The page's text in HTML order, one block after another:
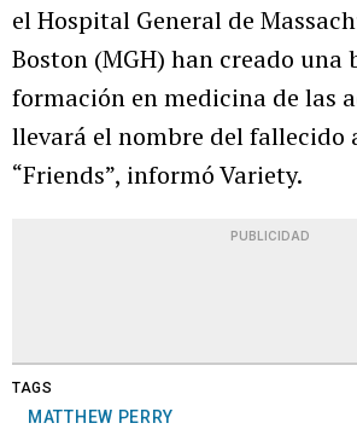
el Hospital General de
Boston (MGH) han creado una
formación en medicina de las
llevará el nombre del fallecido
“Friends”, informó Variety.
PUBLICIDAD
TAGS
MATTHEW PERRY